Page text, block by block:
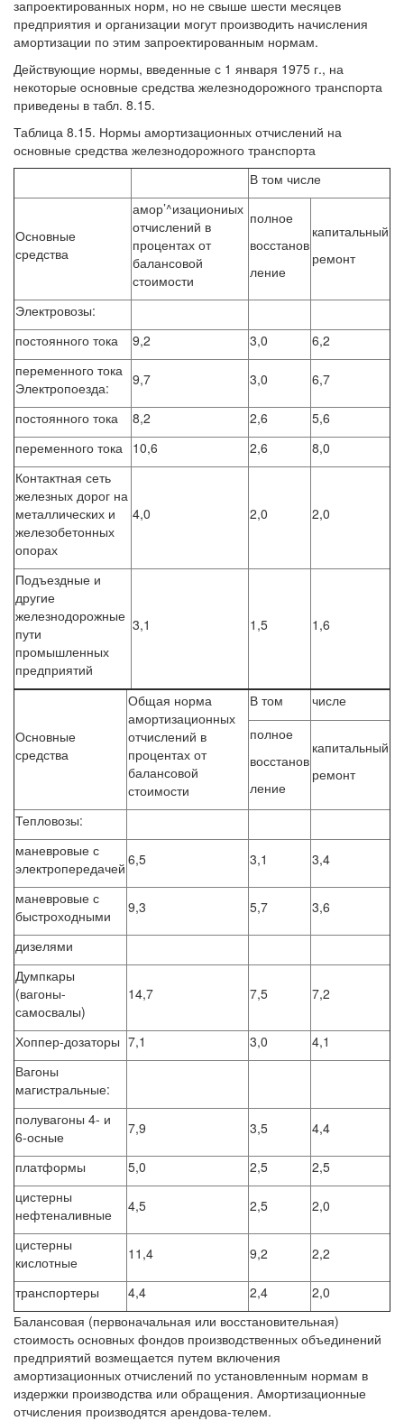
запроектированных норм, но не свыше шести месяцев
предприятия и организации могут производить начисления
амортизации по этим запроектированным нормам.
Действующие нормы, введенные с 1 января 1975 г., на
некоторые основные средства железнодорожного транспорта
приведены в табл. 8.15.
Таблица 8.15. Нормы амортизационных отчислений на
основные средства железнодорожного транспорта
В том числе
Основные
средства
амор’^изациониых
отчислений в
процентах от
балансовой
стоимости
полное
восстанов
ление
капитальный
ремонт
Электровозы:
постоянного тока
9,2 3,0
6,2
переменного тока
Электропоезда:
9,7 3,0 6,7
постоянного тока 8,2 2,6
5,6
переменного тока 10,6 2,6
8,0
Контактная сеть
железных дорог на
металлических и
железобетонных
опорах
4,0 2,0 2,0
Подъездные и
другие
железнодорожные
пути
промышленных
предприятий
3,1 1,5 1,6
Основные
средства
Общая норма
амортизационных
отчислений в
процентах от
балансовой
стоимости
В том
числе
полное
восстанов
ление
капитальный
ремонт
Тепловозы:
маневровые с
электропередачей 6,5 3,1 3,4
маневровые с
быстроходными
9,3 5,7 3,6
дизелями
Думпкары
(вагоны-
самосвалы)
14,7 7,5 7,2
Хоппер-дозаторы 7,1 3,0
4,1
Вагоны
магистральные:
полувагоны 4- и
6-осные
7,9 3,5 4,4
платформы 5,0 2,5
2,5
цистерны
нефтеналивные
4,5 2,5 2,0
цистерны
кислотные
11,4 9,2 2,2
транспортеры 4,4 2,4
2,0
Балансовая (первоначальная или восстановительная)
стоимость основных фондов производственных объединений
предприятий возмещается путем включения
амортизационных отчислений по установленным нормам в
издержки производства или обращения. Амортизационные
отчисления производятся арендова-телем.